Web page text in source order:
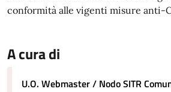
conformità alle vigenti misure anti-
A cura di
U.O. Webmaster / Nodo SITR